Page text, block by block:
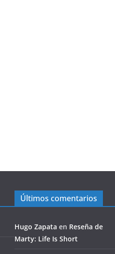
Últimos comentarios
Hugo Zapata en Reseña de
Marty: Life Is Short